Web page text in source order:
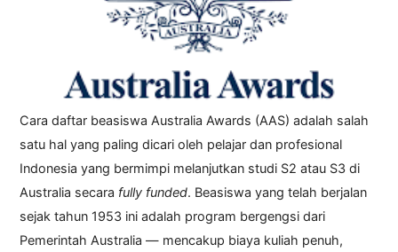
Cara daftar beasiswa Australia Awards (AAS) adalah salah
satu hal yang paling dicari oleh pelajar dan profesional
Indonesia yang bermimpi melanjutkan studi S2 atau S3 di
Australia secara fully funded. Beasiswa yang telah berjalan
sejak tahun 1953 ini adalah program bergengsi dari
Pemerintah Australia — mencakup biaya kuliah penuh,